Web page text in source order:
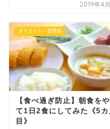
2019年4
ダイエット・習慣術
【食べ過ぎ防止】朝食を
て1日2食にしてみた《5カ
目》